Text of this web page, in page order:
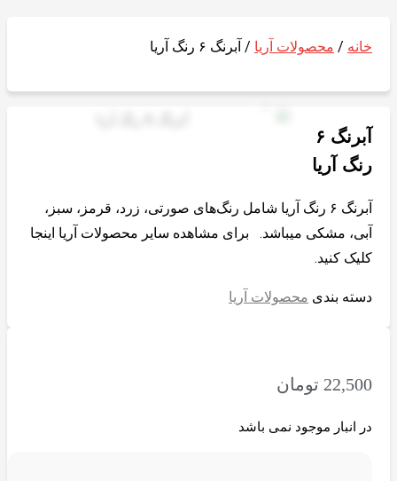
خانه / محصولات آریا / آبرنگ ۶ رنگ آریا
آبرنگ ۶
رنگ آریا
آبرنگ ۶ رنگ آریا شامل رنگ‎‌های صورتی، زرد، قرمز، سبز،
آبی، مشکی میباشد. برای مشاهده سایر محصولات آریا اینجا
کلیک کنید.
دسته بندی محصولات آریا
22,500 تومان
در انبار موجود نمی باشد